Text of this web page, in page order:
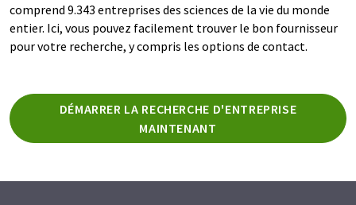
comprend 9.343 entreprises des sciences de la vie du monde
entier. Ici, vous pouvez facilement trouver le bon fournisseur
pour votre recherche, y compris les options de contact.
DÉMARRER LA RECHERCHE D'ENTREPRISE
MAINTENANT